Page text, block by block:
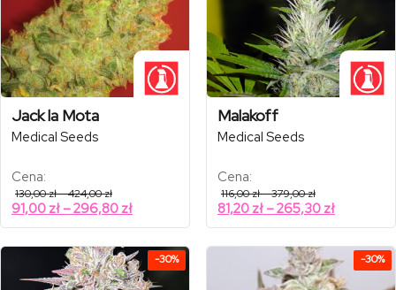
Jack la Mota
Medical Seeds
Cena:
130,00zł–424,00złZakres
cen:
od
130,00 zł
424,00 zł
91,00 zł –296,80 złZakres
cen:
91,00 zł
do
Malakoff
Medical Seeds
Cena:
116,00zł–379,00złZakres
cen:
od
116,00 zł
379,00 zł
81,20 zł –265,30 złZakres
cen:
81,20 zł
do
-30% -30%